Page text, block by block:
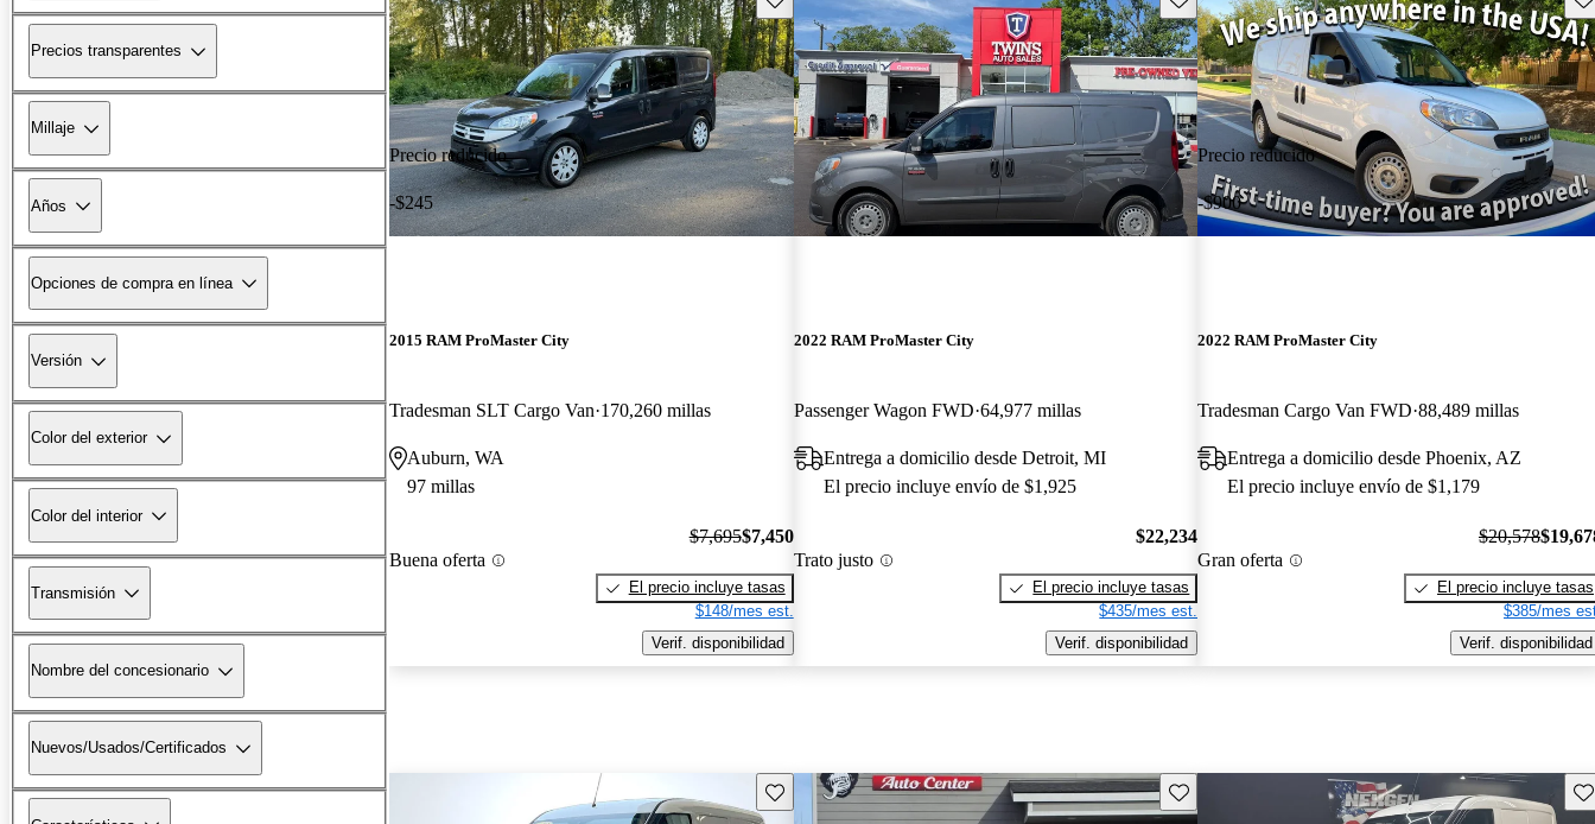
Precios transparentes
Millaje
Años
Opciones de compra en línea
Versión
Color del exterior
Color del interior
Transmisión
Nombre del concesionario
Nuevos/Usados/Certificados
Precio reducido
-$245
2015 RAM ProMaster City
Tradesman SLT Cargo Van 170,260 millas
Auburn, WA
97 millas
Buena oferta
$7,695$7,450
El precio incluye tasas
$148/mes est.
Verif. disponibilidad
2022 RAM ProMaster City
Passenger Wagon FWD 64,977 millas
Entrega a domicilio desde Detroit, MI
El precio incluye envío de $1,925
Trato justo
$22,234
El precio incluye tasas
$435/mes est.
Verif. disponibilidad
Precio reducido
-$900
2022 RAM ProMaster City
Tradesman Cargo Van FWD 88,489 millas
Entrega a domicilio desde Phoenix, AZ
El precio incluye envío de $1,179
Gran oferta
$20,578
El precio incluye tasas
$385/mes
Verif. disponibilidad
Guarda este Aviso Guarda este Aviso